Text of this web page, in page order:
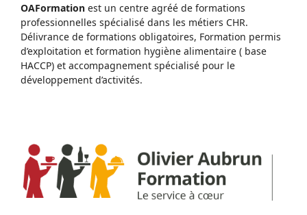
OAFormation est un centre agréé de formations
professionnelles spécialisé dans les métiers CHR.
Délivrance de formations obligatoires, Formation permis
d’exploitation et formation hygiène alimentaire ( base
HACCP) et accompagnement spécialisé pour le
développement d’activités.